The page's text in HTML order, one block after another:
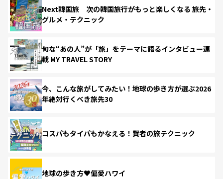
Next韓国旅 次の韓国旅行がもっと楽しくなる 旅先・
グルメ・テクニック
旬な“あの人”が「旅」をテーマに語るインタビュー連
載 MY TRAVEL STORY
今、こんな旅がしてみたい！地球の歩き方が選ぶ2026
年絶対行くべき旅先30
コスパもタイパもかなえる！賢者の旅テクニック
地球の歩き方♥偏愛ハワイ